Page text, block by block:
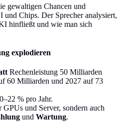
gewaltigen Chancen und
Chips. Der Sprecher analysiert,
hinfließt und wie man sich
explodieren
Rechenleistung 50 Milliarden
60 Milliarden und 2027 auf 73
% pro Jahr.
GPUs und Server, sondern auch
und Wartung.